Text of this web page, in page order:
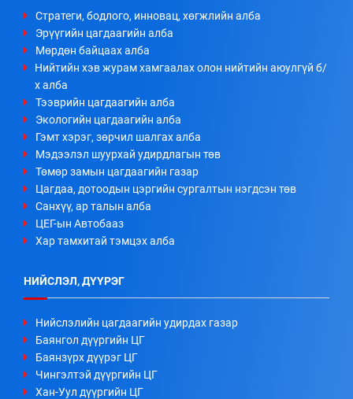
Стратеги, бодлого, инновац, хөгжлийн алба
Эрүүгийн цагдаагийн алба
Мөрдөн байцаах алба
Нийтийн хэв журам хамгаалах олон нийтийн аюулгүй б/
х алба
Тээврийн цагдаагийн алба
Экологийн цагдаагийн алба
Гэмт хэрэг, зөрчил шалгах алба
Мэдээлэл шуурхай удирдлагын төв
Төмөр замын цагдаагийн газар
Цагдаа, дотоодын цэргийн сургалтын нэгдсэн төв
Санхүү, ар талын алба
ЦЕГ-ын Автобааз
Хар тамхитай тэмцэх алба
НИЙСЛЭЛ, ДҮҮРЭГ
Нийслэлийн цагдаагийн удирдах газар
Баянгол дүүргийн ЦГ
Баянзүрх дүүрэг ЦГ
Чингэлтэй дүүргийн ЦГ
Хан-Уул дүүргийн ЦГ